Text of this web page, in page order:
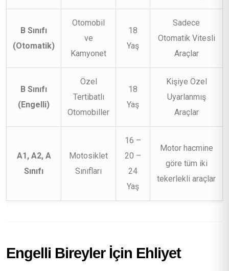
B Sınıfı
(Otomatik)
Otomobil
ve
Kamyonet
18
Yaş
Sadece
Otomatik Vitesli
Araçlar
B Sınıfı
(Engelli)
Özel
Tertibatlı
Otomobiller
18
Yaş
Kişiye Özel
Uyarlanmış
Araçlar
A1, A2, A
Sınıfı
Motosiklet
Sınıfları
16 –
20 –
24
Yaş
Motor hacmine
göre tüm iki
tekerlekli araçlar
Engelli Bireyler İçin Ehliyet